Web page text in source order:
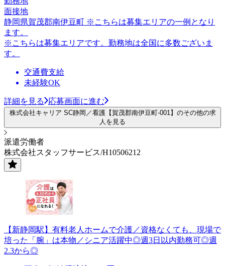
面接地
静岡県賀茂郡南伊豆町 ※こちらは募集エリアの一例となり
ます。
※こちらは募集エリアです。勤務地は全国に多数ございま
す。
交通費支給
未経験OK
詳細を見る 応募画面に進む
株式会社キャリア SC静岡／看護【賀茂郡南伊豆町-001】のその他の求
人を見る
派遣労働者
株式会社スタッフサービス/H10506212
【新静岡駅】有料老人ホームで介護／資格なくても、現場で
培った「腕」は本物／シニア活躍中◎週3日以内勤務可◎週
2.3から◎